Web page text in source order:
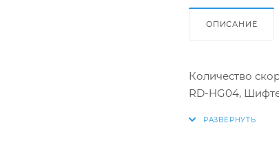
ОПИСАНИЕ
Количество
RD-HG04,